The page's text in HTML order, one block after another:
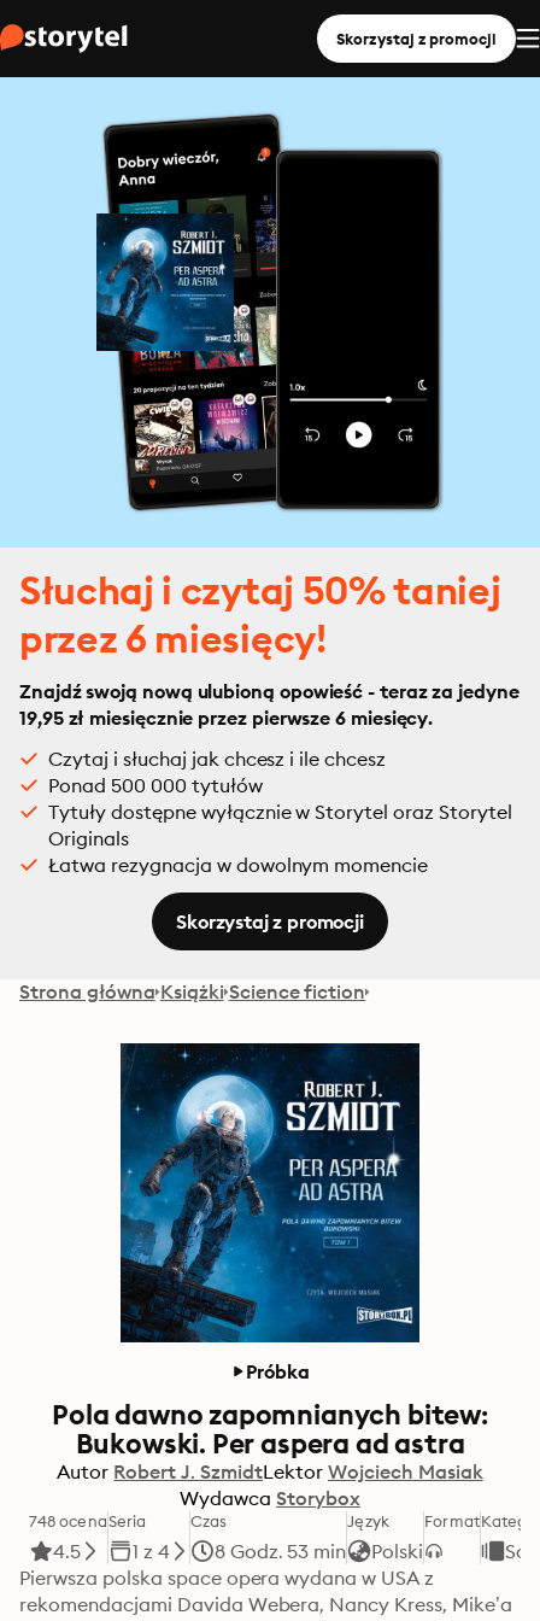
Skorzystaj z promocji
Słuchaj i czytaj 50% taniej
przez 6 miesięcy!
Znajdź swoją nową ulubioną opowieść - teraz za jedyne
19,95 zł miesięcznie przez pierwsze 6 miesięcy.
Czytaj i słuchaj jak chcesz i ile chcesz
Ponad 500 000 tytułów
Tytuły dostępne wyłącznie w Storytel oraz Storytel
Originals
Łatwa rezygnacja w dowolnym momencie
Skorzystaj z promocji
Strona główna Książki Science fiction
Próbka
Pola dawno zapomnianych bitew:
Bukowski. Per aspera ad astra
Autor Robert J. SzmidtLektor Wojciech Masiak
Wydawca Storybox
748 ocena
4.5
Seria
1 z 4
Czas
8 Godz. 53 min
Język
Polski
Format
Pierwsza polska space opera wydana w USA z
rekomendacjami Davida Webera, Nancy Kress, Mike’a